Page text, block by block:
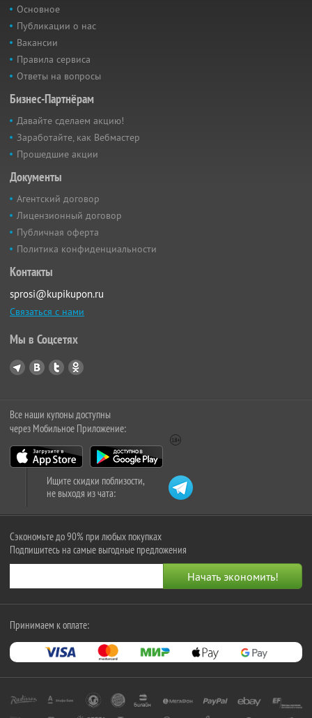
Основное
Публикации о нас
Вакансии
Правила сервиса
Ответы на вопросы
Бизнес-Партнёрам
Давайте сделаем акцию!
Заработайте, как Вебмастер
Прошедшие акции
Документы
Агентский договор
Лицензионный договор
Публичная оферта
Политика конфиденциальности
Контакты
sprosi@kupikupon.ru
Связаться с нами
Мы в Соцсетях
Все наши купоны доступны
через Мобильное Приложение:
Ищите скидки поблизости,
не выходя из чата:
Сэкономьте до 90% при любых покупках
Подпишитесь на самые выгодные предложения
Принимаем к оплате: